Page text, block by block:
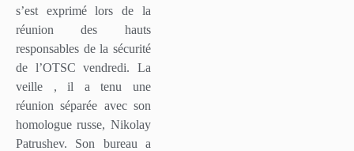
s’est exprimé lors de la
réunion des hauts
responsables de la sécurité
de l’OTSC vendredi. La
veille , il a tenu une
réunion séparée avec son
homologue russe, Nikolay
Patrushev. Son bureau a